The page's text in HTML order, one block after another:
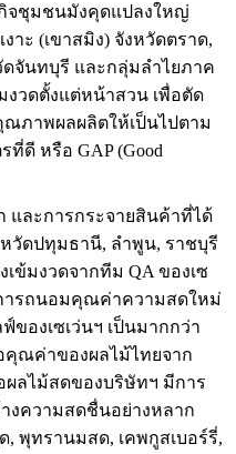
จชุมชนมังคุดแปลงใหญ่
ะ (เขาสมิง) จังหวัดตราด,
จันทบุรี และกลุ่มลำไยภาค
งวดตั้งแต่หน้าสวน เพื่อตัด
ภาพผลผลิตให้เป็นไปตาม
ดี หรือ GAP (Good
และการกระจายสินค้าที่ได้
วัดปทุมธานี, ลำพูน, ราชบุรี
ข้มงวดจากทีม QA ของเซ
ารถนอมคุณค่าความสดใหม่
ของเซเว่นฯ เป็นมากกว่า
ณค่าของผลไม้ไทยจาก
ผลไม้สดของบริษัทฯ มีการ
งความสดชื่นอย่างหลาก
, พุทรานมสด, เคพกูสเบอร์รี่,